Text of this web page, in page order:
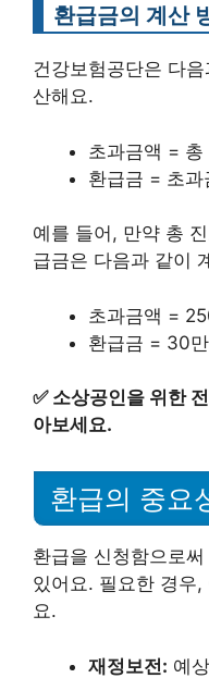
환급금의 계산
건강보험공단은 다
산해요.
초과금액 = 총
환급금 = 초
예를 들어, 만약 총
급금은 다음과 같이
초과금액 =
환급금 = 30
✅ 소상공인을 위한
아보세요.
환급의 중요
환급을 신청함으로
있어요. 필요한 경우
요.
재정보전: 예